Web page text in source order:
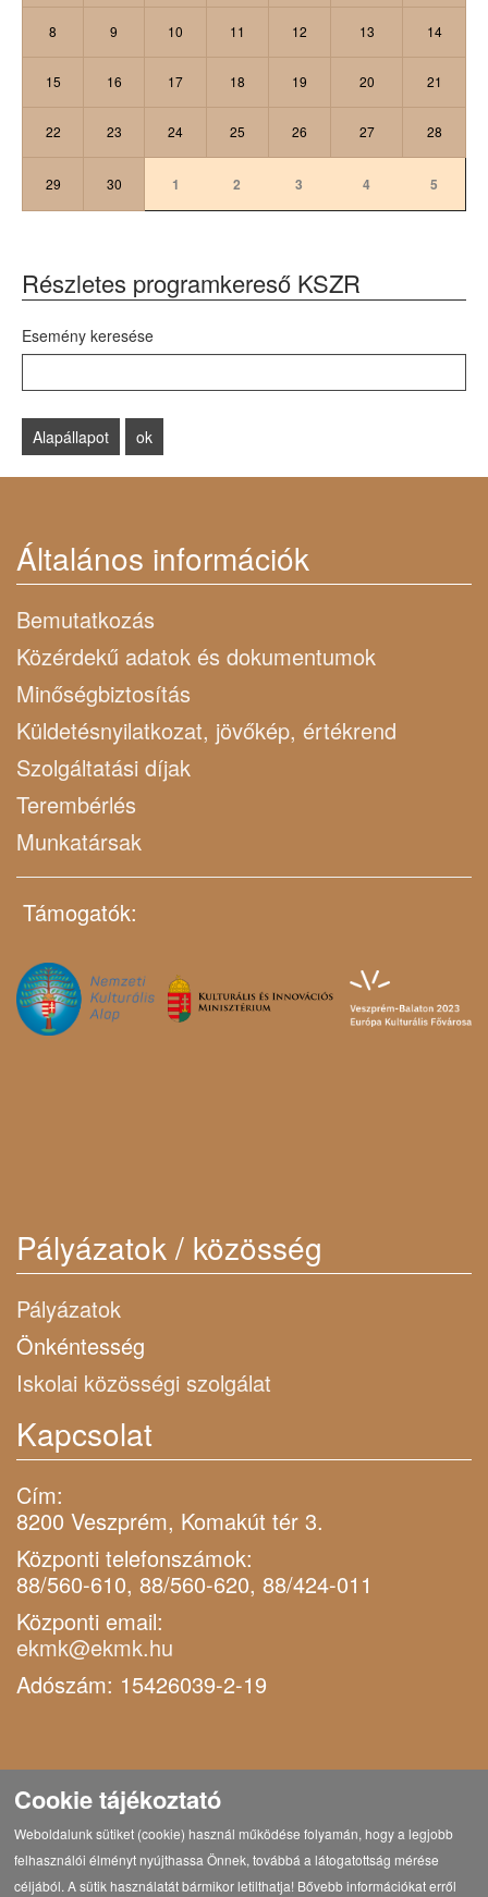
8 9 10 11 12 13 14
15 16 17 18 19 20 21
22 23 24 25 26 27 28
29 30 1 2 3 4 5
Részletes programkereső KSZR
Esemény keresése
Általános információk
Bemutatkozás
Közérdekű adatok és dokumentumok
Minőségbiztosítás
Küldetésnyilatkozat, jövőkép, értékrend
Szolgáltatási díjak
Terembérlés
Munkatársak
Támogatók:
Pályázatok / közösség
Pályázatok
Önkéntesség
Iskolai közösségi szolgálat
Kapcsolat
Cím:
8200 Veszprém, Komakút tér 3.
Központi telefonszámok:
88/560-610, 88/560-620, 88/424-011
Központi email:
ekmk@ekmk.hu
Adószám: 15426039-2-19
Cookie tájékoztató
Weboldalunk sütiket (cookie) használ működése folyamán, hogy a legjobb
felhasználói élményt nyújthassa Önnek, továbbá a látogatottság mérése
céljából. A sütik használatát bármikor letilthatja! Bővebb információkat erről